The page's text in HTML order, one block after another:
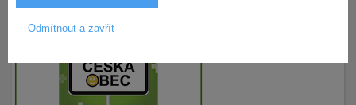
Odmítnout a zavřít